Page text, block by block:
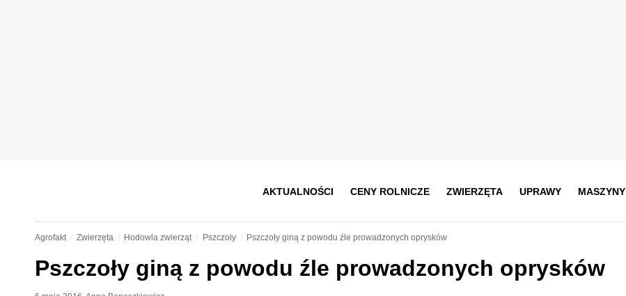
AKTUALNOŚCI CENY ROLNICZE ZWIERZĘTA UPRAWY MASZYNY
Agrofakt Zwierzęta Hodowla zwierząt Pszczoły Pszczoły giną z powodu źle prowadzonych oprysków
Pszczoły giną z powodu źle prowadzonych oprysków